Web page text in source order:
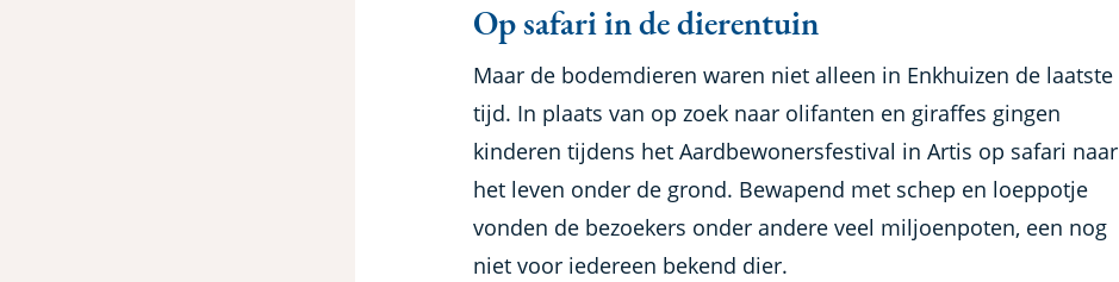
Op safari in de dierentuin
Maar de bodemdieren waren niet alleen in Enkhuizen de laatste
tijd. In plaats van op zoek naar olifanten en giraffes gingen
kinderen tijdens het Aardbewonersfestival in Artis op safari naar
het leven onder de grond. Bewapend met schep en loeppotje
vonden de bezoekers onder andere veel miljoenpoten, een nog
niet voor iedereen bekend dier.